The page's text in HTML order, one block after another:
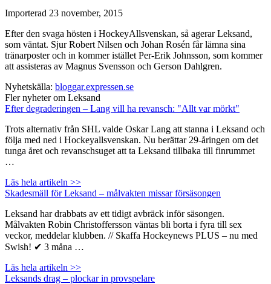
Importerad 23 november, 2015
Efter den svaga hösten i HockeyAllsvenskan, så agerar Leksand,
som väntat. Sjur Robert Nilsen och Johan Rosén får lämna sina
tränarposter och in kommer istället Per-Erik Johnsson, som kommer
att assisteras av Magnus Svensson och Gerson Dahlgren.
Nyhetskälla: bloggar.expressen.se
Fler nyheter om Leksand
Efter degraderingen – Lang vill ha revansch: "Allt var mörkt"
Trots alternativ från SHL valde Oskar Lang att stanna i Leksand och
följa med ned i Hockeyallsvenskan. Nu berättar 29-åringen om det
tunga året och revanschsuget att ta Leksand tillbaka till finrummet
…
Läs hela artikeln >>
Skadesmäll för Leksand – målvakten missar försäsongen
Leksand har drabbats av ett tidigt avbräck inför säsongen.
Målvakten Robin Christoffersson väntas bli borta i fyra till sex
veckor, meddelar klubben. // Skaffa Hockeynews PLUS – nu med
Swish! ✔ 3 måna …
Läs hela artikeln >>
Leksands drag – plockar in provspelare